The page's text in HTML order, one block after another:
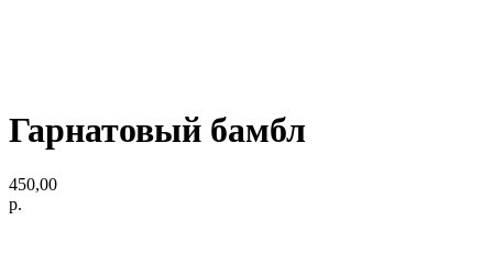
Гарнатовый бамбл
450,00
р.